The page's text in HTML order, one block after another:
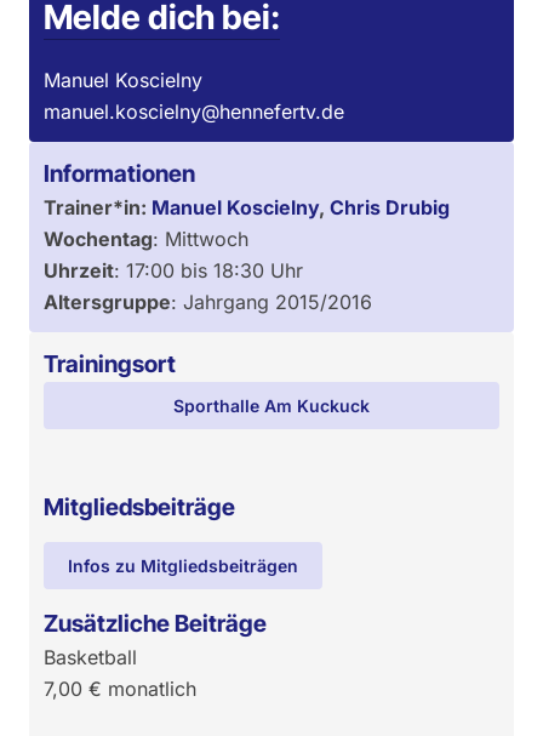
Melde dich bei:
Manuel Koscielny
manuel.koscielny@hennefertv.de
Informationen
Trainer*in: Manuel Koscielny, Chris Drubig
Wochentag: Mittwoch
Uhrzeit: 17:00 bis 18:30 Uhr
Altersgruppe: Jahrgang 2015/2016
Trainingsort
Sporthalle Am Kuckuck
Mitgliedsbeiträge
Infos zu Mitgliedsbeiträgen
Zusätzliche Beiträge
Basketball
7,00 € monatlich